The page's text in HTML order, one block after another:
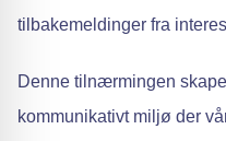
tilbakemeldinger fra
Denne tilnærmingen
kommunikativt miljø der